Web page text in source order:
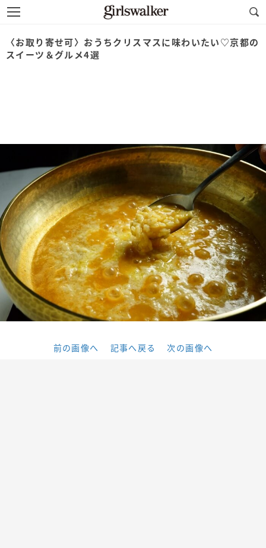
〈お取り寄せ可〉おうちクリスマスに味わいたい♡京都の
スイーツ＆グルメ4選
前の画像へ 記事へ戻る 次の画像へ